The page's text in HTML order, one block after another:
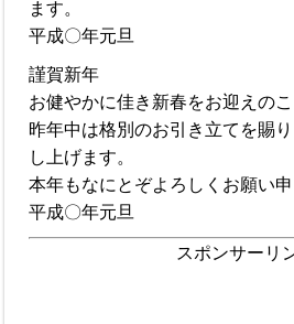
ます。
平成〇年元旦
謹賀新年
お健やかに佳き新春をお迎えのこ
昨年中は格別のお引き立てを賜
し上げます。
本年もなにとぞよろしくお願い申
平成〇年元旦
スポンサーリ